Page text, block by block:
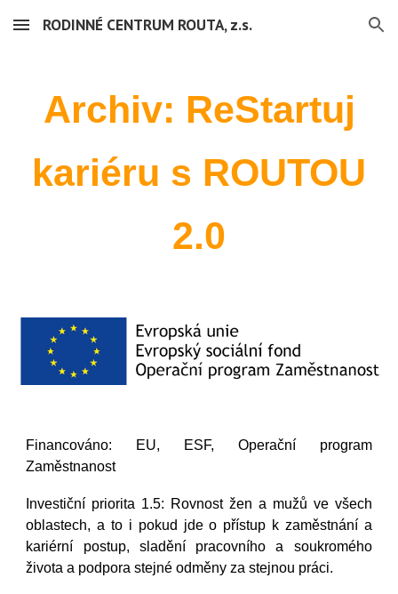
Skip to main content Skip to navigation
RODINNÉ CENTRUM ROUTA, z.s.
Archiv: ReStartuj
kariéru s ROUTOU
2.0
Financováno: EU, ESF, Operační program
Zaměstnanost
Investiční priorita 1.5: Rovnost žen a mužů ve všech
oblastech, a to i pokud jde o přístup k zaměstnání a
kariérní postup, sladění pracovního a soukromého
života a podpora stejné odměny za stejnou práci.